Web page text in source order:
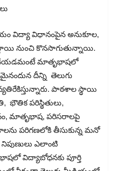
విద్యా విధానంపైన అనుకూల,
నుంచి కొనసాగుతున్నాయి.
చేయడమంటే మాతృభాషలో
దీన్ని తెలుగు
పాఠశాల స్థాయి
భౌతిక పరిస్థితులు,
మాతృభాష, పరిసరాలపై
పరిగణలోకి తీసుకున్న మనో
నిపుణులు ఎలాంటి
విద్యాబోధనకు పూర్తి